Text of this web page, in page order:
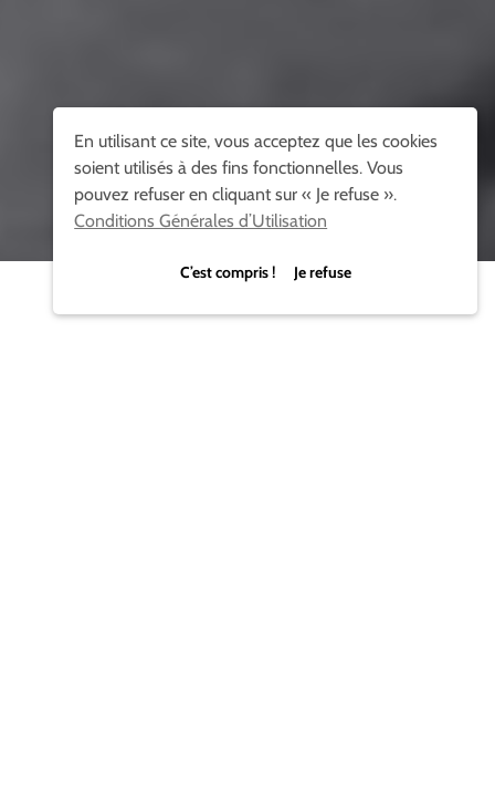
En utilisant ce site, vous acceptez que les cookies
soient utilisés à des fins fonctionnelles. Vous
pouvez refuser en cliquant sur « Je refuse ».
Conditions Générales d’Utilisation
C’est compris ! Je refuse